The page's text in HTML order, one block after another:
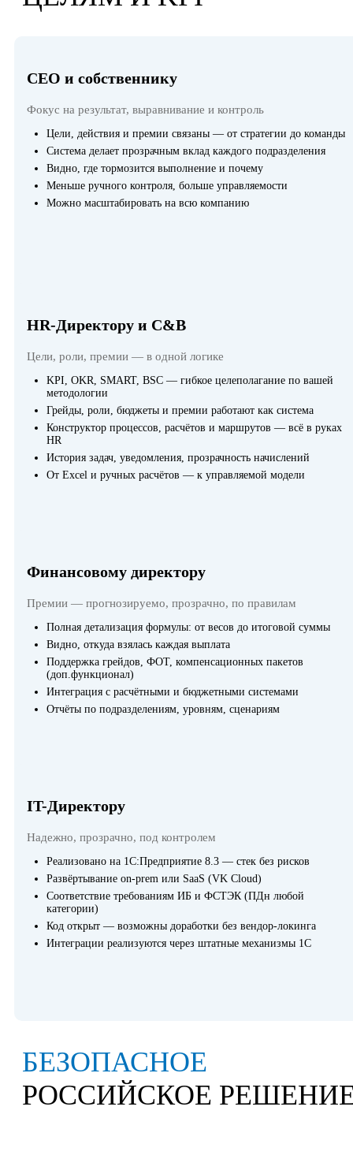
СЕО и собственнику
Фокус на результат, выравнивание и контроль
Цели, действия и премии связаны — от стратегии до команды
Система делает прозрачным вклад каждого подразделения
Видно, где тормозится выполнение и почему
Меньше ручного контроля, больше управляемости
Можно масштабировать на всю компанию
HR-Директору и C&B
Цели, роли, премии — в одной логике
KPI, OKR, SMART, BSC — гибкое целеполагание по вашей
методологии
Грейды, роли, бюджеты и премии работают как система
Конструктор процессов, расчётов и маршрутов — всё в руках
HR
История задач, уведомления, прозрачность начислений
От Excel и ручных расчётов — к управляемой модели
Финансовому директору
Премии — прогнозируемо, прозрачно, по правилам
Полная детализация формулы: от весов до итоговой суммы
Видно, откуда взялась каждая выплата
Поддержка грейдов, ФОТ, компенсационных пакетов
(доп.функционал)
Интеграция с расчётными и бюджетными системами
Отчёты по подразделениям, уровням, сценариям
IT-Директору
Надежно, прозрачно, под контролем
Реализовано на 1С:Предприятие 8.3 — стек без рисков
Развёртывание on-prem или SaaS (VK Cloud)
Соответствие требованиям ИБ и ФСТЭК (ПДн любой
категории)
Код открыт — возможны доработки без вендор-локинга
Интеграции реализуются через штатные механизмы 1С
БЕЗОПАСНОЕ
РОССИЙСКОЕ